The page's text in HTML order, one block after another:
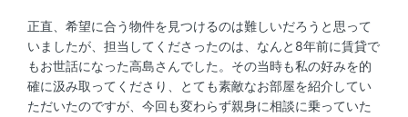
正直、希望に合う物件を見つけるのは難しいだろうと思って
いましたが、担当してくださったのは、なんと8年前に賃貸で
もお世話になった高島さんでした。その当時も私の好みを的
確に汲み取ってくださり、とても素敵なお部屋を紹介してい
ただいたのですが、今回も変わらず親身に相談に乗っていた